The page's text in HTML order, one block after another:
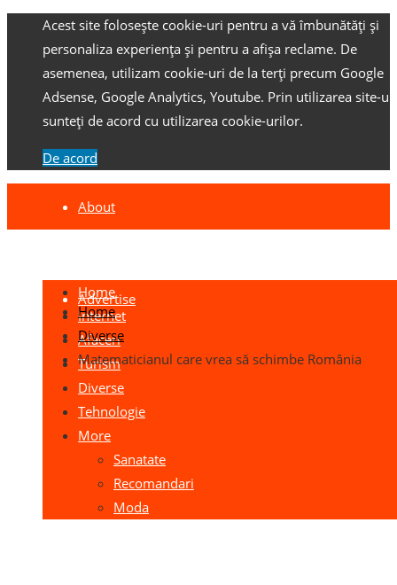
Acest site folosește cookie-uri pentru a vă îmbunătăți și
personaliza experiența și pentru a afișa reclame. De
asemenea, utilizam cookie-uri de la terți precum Google
Adsense, Google Analytics, Youtube. Prin utilizarea site-
sunteți de acord cu utilizarea cookie-urilor.
De acord
About
Advertise
Home
Internet
Afaceri
Turism
Diverse
Tehnologie
More
Sanatate
Recomandari
Moda
Home
Diverse
Matematicianul care vrea să schimbe România